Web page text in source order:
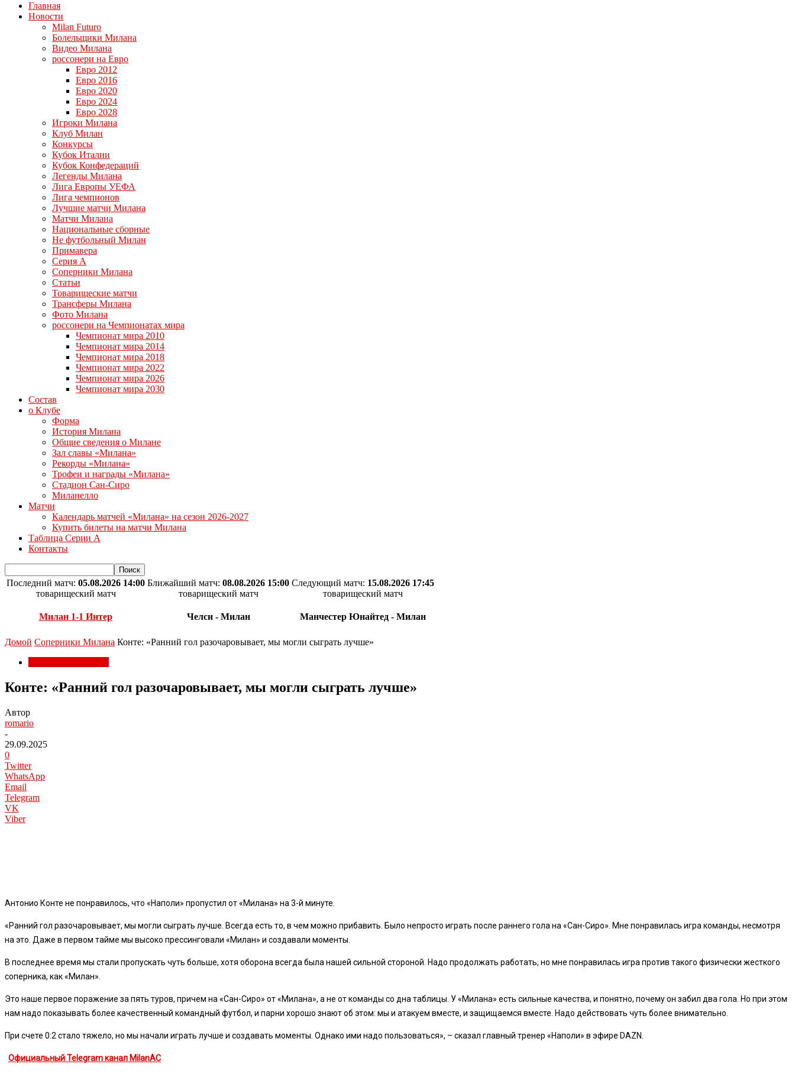
Главная
Новости
Milan Futuro
Болельщики Милана
Видео Милана
россонери на Евро
Евро 2012
Евро 2016
Евро 2020
Евро 2024
Евро 2028
Игроки Милана
Клуб Милан
Конкурсы
Кубок Италии
Кубок Конфедераций
Легенды Милана
Лига Европы УЕФА
Лига чемпионов
Лучшие матчи Милана
Матчи Милана
Национальные сборные
Не футбольный Милан
Примавера
Серия А
Соперники Милана
Статьи
Товарищеские матчи
Трансферы Милана
Фото Милана
россонери на Чемпионатах мира
Чемпионат мира 2010
Чемпионат мира 2014
Чемпионат мира 2018
Чемпионат мира 2022
Чемпионат мира 2026
Чемпионат мира 2030
Состав
о Клубе
Форма
История Милана
Общие сведения о Милане
Зал славы «Милана»
Рекорды «Милана»
Трофеи и награды «Милана»
Стадион Сан-Сиро
Миланелло
Матчи
Календарь матчей «Милана» на сезон 2026-2027
Купить билеты на матчи Милана
Таблица Серии А
Контакты
Последний матч: 05.08.2026 14:00
товарищеский матч
Милан 1-1 Интер
Ближайший матч: 08.08.2026 15:00
товарищеский матч
Челси - Милан
Следующий матч: 15.08.2026 17:45
товарищеский матч
Манчестер Юнайтед - Милан
Домой Соперники Милана Конте: «Ранний гол разочаровывает, мы могли сыграть лучше»
Конте: «Ранний гол разочаровывает, мы могли сыграть лучше»
Автор
romario
-
29.09.2025
0
Twitter
WhatsApp
Email
Telegram
VK
Viber
Антонио Конте не понравилось, что «Наполи» пропустил от «Милана» на 3-й минуте.
«Ранний гол разочаровывает, мы могли сыграть лучше. Всегда есть то, в чем можно прибавить. Было непросто играть после раннего гола на «Сан-Сиро». Мне понравилась игра команды, несмотря
на это. Даже в первом тайме мы высоко прессинговали «Милан» и создавали моменты.
В последнее время мы стали пропускать чуть больше, хотя оборона всегда была нашей сильной стороной. Надо продолжать работать, но мне понравилась игра против такого физически жесткого
соперника, как «Милан».
Это наше первое поражение за пять туров, причем на «Сан-Сиро» от «Милана», а не от команды со дна таблицы. У «Милана» есть сильные качества, и понятно, почему он забил два гола. Но при этом
нам надо показывать более качественный командный футбол, и парни хорошо знают об этом: мы и атакуем вместе, и защищаемся вместе. Надо действовать чуть более внимательно.
При счете 0:2 стало тяжело, но мы начали играть лучше и создавать моменты. Однако ими надо пользоваться», – сказал главный тренер «Наполи» в эфире DAZN.
Официальный Telegram канал MilanAC